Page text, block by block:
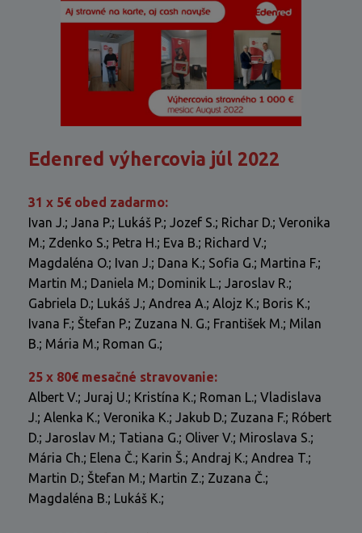
Edenred výhercovia júl 2022
31 x 5€ obed zadarmo:
Ivan J.; Jana P.; Lukáš P.; Jozef S.; Richar D.; Veronika
M.; Zdenko S.; Petra H.; Eva B.; Richard V.;
Magdaléna O.; Ivan J.; Dana K.; Sofia G.; Martina F.;
Martin M.; Daniela M.; Dominik L.; Jaroslav R.;
Gabriela D.; Lukáš J.; Andrea A.; Alojz K.; Boris K.;
Ivana F.; Štefan P.; Zuzana N. G.; František M.; Milan
B.; Mária M.; Roman G.;
25 x 80€ mesačné stravovanie:
Albert V.; Juraj U.; Kristína K.; Roman L.; Vladislava
J.; Alenka K.; Veronika K.; Jakub D.; Zuzana F.; Róbert
D.; Jaroslav M.; Tatiana G.; Oliver V.; Miroslava S.;
Mária Ch.; Elena Č.; Karin Š.; Andraj K.; Andrea T.;
Martin D.; Štefan M.; Martin Z.; Zuzana Č.;
Magdaléna B.; Lukáš K.;